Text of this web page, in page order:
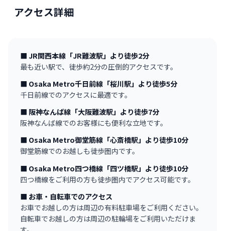
アクセス詳細
■ JR関西本線「JR難波駅」より徒歩2分
最も近い駅で、徒歩約2分の圧倒的アクセスです。
■ Osaka Metro千日前線「桜川駅」より徒歩5分
千日前線でのアクセスに最適です。
■ 阪神なんば線「大阪難波駅」より徒歩7分
阪神なんば線でのお客様にも便利な立地です。
■ Osaka Metro御堂筋線「心斎橋駅」より徒歩10分
御堂筋線でのお越しも徒歩圏内です。
■ Osaka Metro四つ橋線「四ツ橋駅」より徒歩10分
四つ橋線をご利用の方も徒歩圏内でアクセス可能です。
■ お車・自転車でのアクセス
お車でお越しの方は周辺の有料駐車場をご利用ください。
自転車でお越しの方は周辺の駐輪場をご利用いただけま